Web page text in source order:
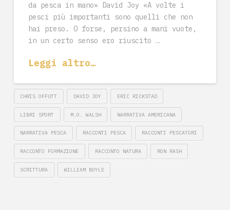
da pesca in mano» David Joy «A volte i
pesci più importanti sono quelli che non
hai preso. O forse, persino a mani vuote,
in un certo senso ero riuscito …
Leggi altro…
CHRIS OFFUTT DAVID JOY ERIC RICKSTAD
LIBRI SPORT M.O. WALSH NARRATIVA AMERICANA
NARRATIVA PESCA RACCONTI PESCA RACCONTI PESCATORI
RACCONTO FORMAZIONE RACCONTO NATURA RON RASH
SCRITTURA WILLIAM BOYLE